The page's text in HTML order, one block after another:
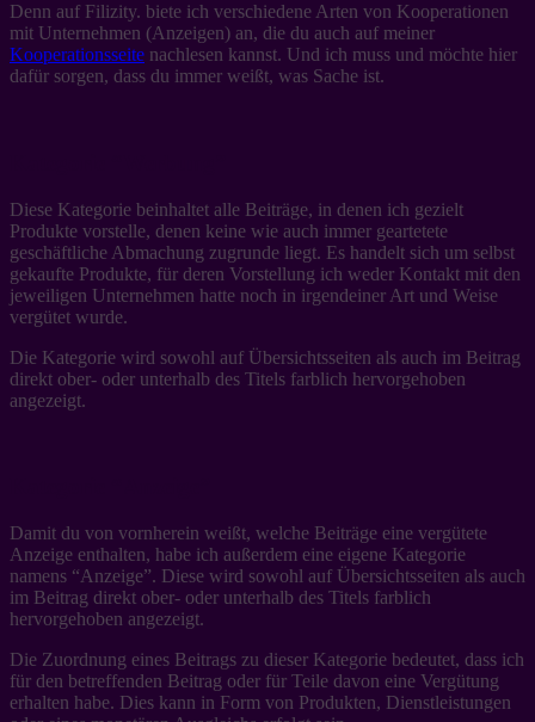
Denn auf Filizity. biete ich verschiedene Arten von Kooperationen
mit Unternehmen (Anzeigen) an, die du auch auf meiner
Kooperationsseite nachlesen kannst. Und ich muss und möchte hier
dafür sorgen, dass du immer weißt, was Sache ist.
Diese Kategorie beinhaltet alle Beiträge, in denen ich gezielt
Produkte vorstelle, denen keine wie auch immer geartetete
geschäftliche Abmachung zugrunde liegt. Es handelt sich um selbst
gekaufte Produkte, für deren Vorstellung ich weder Kontakt mit den
jeweiligen Unternehmen hatte noch in irgendeiner Art und Weise
vergütet wurde.
Die Kategorie wird sowohl auf Übersichtsseiten als auch im Beitrag
direkt ober- oder unterhalb des Titels farblich hervorgehoben
angezeigt.
Damit du von vornherein weißt, welche Beiträge eine vergütete
Anzeige enthalten, habe ich außerdem eine eigene Kategorie
namens “Anzeige”. Diese wird sowohl auf Übersichtsseiten als auch
im Beitrag direkt ober- oder unterhalb des Titels farblich
hervorgehoben angezeigt.
Die Zuordnung eines Beitrags zu dieser Kategorie bedeutet, dass ich
für den betreffenden Beitrag oder für Teile davon eine Vergütung
erhalten habe. Dies kann in Form von Produkten, Dienstleistungen